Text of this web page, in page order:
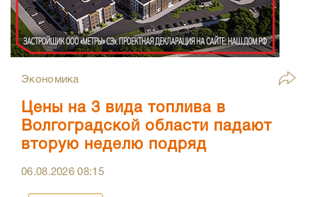
Экономика
Цены на 3 вида топлива в
Волгоградской области падают
вторую неделю подряд
06.08.202608:15